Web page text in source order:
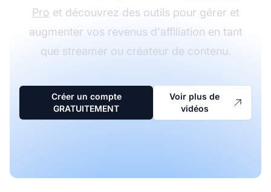
Pro et découvrez des outils pour gérer et
augmenter vos revenus d'affiliation en tant
que streamer ou créateur de contenu.
Créer un compte
GRATUITEMENT
Voir plus de
vidéos